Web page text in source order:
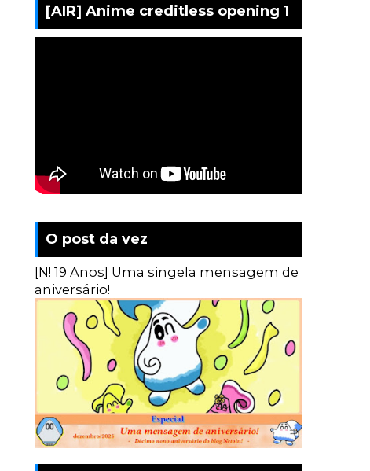
[AIR] Anime creditless opening 1
O post da vez
[N! 19 Anos] Uma singela mensagem de
aniversário!